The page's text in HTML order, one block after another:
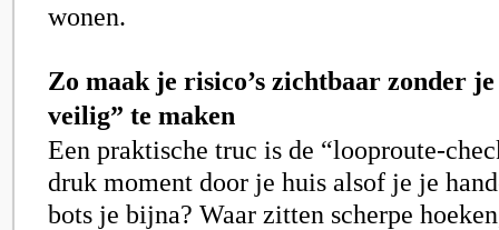
wonen.
Zo maak je risico’s zichtbaar zonder
veilig” te maken
Een praktische truc is de “looproute-
druk moment door je huis alsof je je
bots je bijna? Waar zitten scherpe